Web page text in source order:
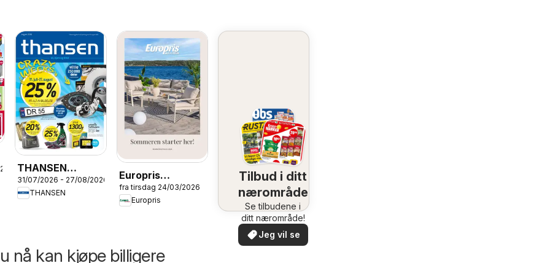
THANSEN
kundeavis
31/07/2026 - 27/08/2026
THANSEN
Europris
Sommerkatalogen
2026
fra tirsdag 24/03/2026
Europris
Tilbud i ditt
nærområde
Se tilbudene i
ditt nærområde!
Jeg vil se
nå kan kjøpe billigere